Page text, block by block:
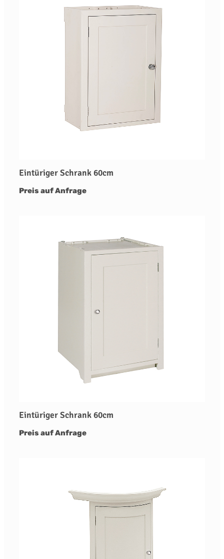
Eintüriger Schrank 60cm
Preis auf Anfrage
Eintüriger Schrank 60cm
Preis auf Anfrage